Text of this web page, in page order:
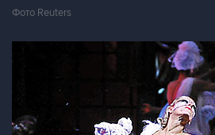
Фото Reuters